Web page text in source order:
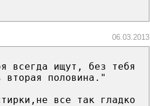
06.03.2013
всегда ищут, без тебя
половина."
все так гладко